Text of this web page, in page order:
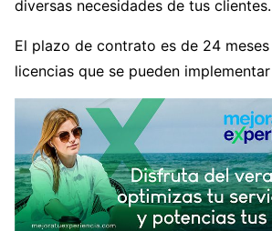
diversas necesidades de tus clientes.
El plazo de contrato es de 24
licencias que se pueden